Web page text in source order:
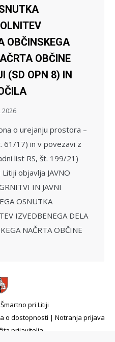
OBČINSKEGA
OBČINE
(SD OPN 8) IN
2026
o urejanju prostora –
61/17) in v povezavi z
list RS, št. 199/21)
objavlja JAVNO
IN JAVNI
OSNUTKA
IZVEDBENEGA DELA
NAČRTA OBČINE
pri Litiji
o dostopnosti | Notranja prijava
prijavitelja